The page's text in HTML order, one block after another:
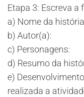
Etapa 3: Escreva
a) Nome da
b) Autor(a):
c) Personagens:
d) Resumo da
​e)
realizada a